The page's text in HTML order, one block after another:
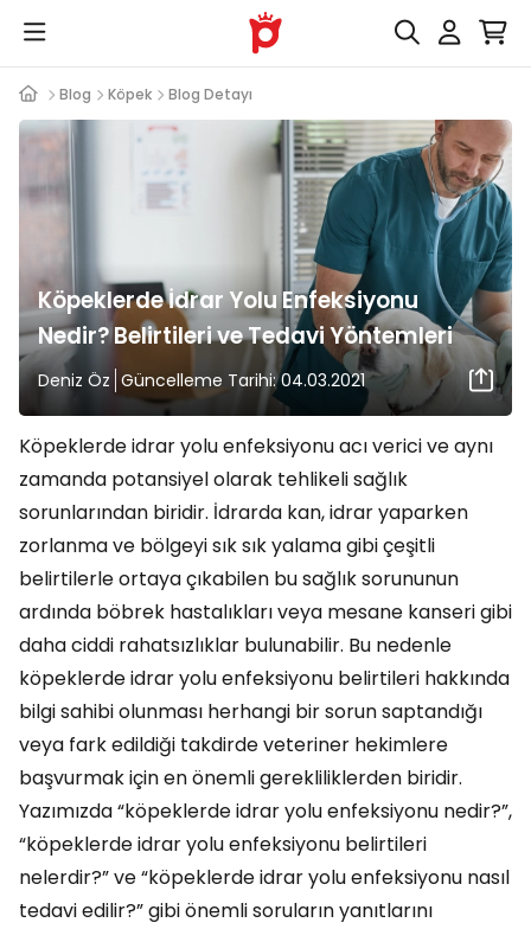
Blog Köpek Blog Detayı
Köpeklerde İdrar Yolu Enfeksiyonu
Nedir? Belirtileri ve Tedavi Yöntemleri
Deniz Öz Güncelleme Tarihi: 04.03.2021
Köpeklerde idrar yolu enfeksiyonu acı verici ve aynı
zamanda potansiyel olarak tehlikeli sağlık
sorunlarından biridir. İdrarda kan, idrar yaparken
zorlanma ve bölgeyi sık sık yalama gibi çeşitli
belirtilerle ortaya çıkabilen bu sağlık sorununun
ardında böbrek hastalıkları veya mesane kanseri gibi
daha ciddi rahatsızlıklar bulunabilir. Bu nedenle
köpeklerde idrar yolu enfeksiyonu belirtileri hakkında
bilgi sahibi olunması herhangi bir sorun saptandığı
veya fark edildiği takdirde veteriner hekimlere
başvurmak için en önemli gerekliliklerden biridir.
Yazımızda “köpeklerde idrar yolu enfeksiyonu nedir?”,
“köpeklerde idrar yolu enfeksiyonu belirtileri
nelerdir?” ve “köpeklerde idrar yolu enfeksiyonu nasıl
tedavi edilir?” gibi önemli soruların yanıtlarını